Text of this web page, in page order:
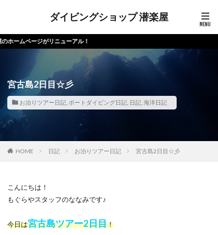
ダイビングショップ 潜楽屋
ル！
宮古島2日目☆彡
お泊りツアー日記, ボートダイビング日記, 日記, 海洋日記
HOME 日記 お泊りツアー日記 宮古島2日目☆彡
こんにちは！
もぐらやスタッフのななみです♪
今日は宮古島ツアー2日目！